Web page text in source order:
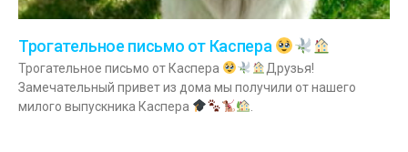
Трогательное письмо от Каспера
Трогательное письмо от Каспера
Друзья!
Замечательный привет из дома мы получили от нашего
милого выпускника Каспера